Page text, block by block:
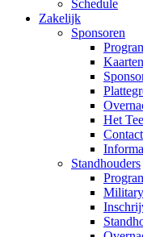
Schedule
Zakelijk
Sponsoren
Het
Contact
Standhouders